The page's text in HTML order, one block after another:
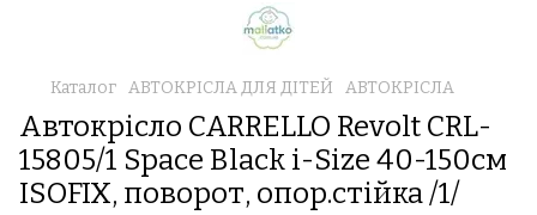
Каталог АВТОКРІСЛА ДЛЯ ДІТЕЙ АВТОКРІСЛА
Автокрісло CARRELLO Revolt CRL-
15805/1 Space Black i-Size 40-150см
ISOFIX, поворот, опор.стійка /1/